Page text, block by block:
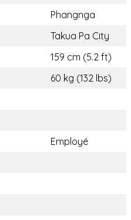
Phangnga
Takua Pa City
159 cm (5.2 ft)
60 kg (132 lbs)
Employé